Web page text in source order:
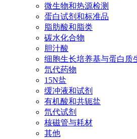
微生物和热源检测
蛋白试剂和标准品
脂肪酸和脂类
碳水化合物
胆汁酸
细胞生长培养基与蛋白质
氘代药物
15N盐
缓冲液和试剂
有机酸和共轭盐
氘代试剂
核磁管与耗材
其他